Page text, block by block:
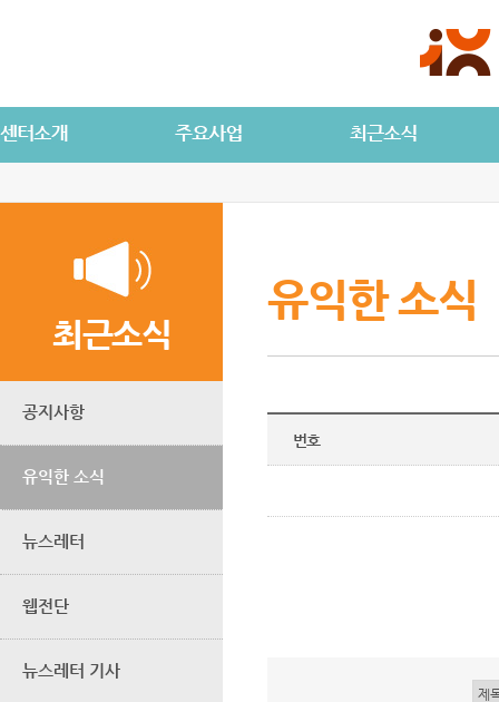
최근소식
공지사항
유익한 소식
뉴스레터
웹전단
뉴스레터 기사
유익한 소식
번호